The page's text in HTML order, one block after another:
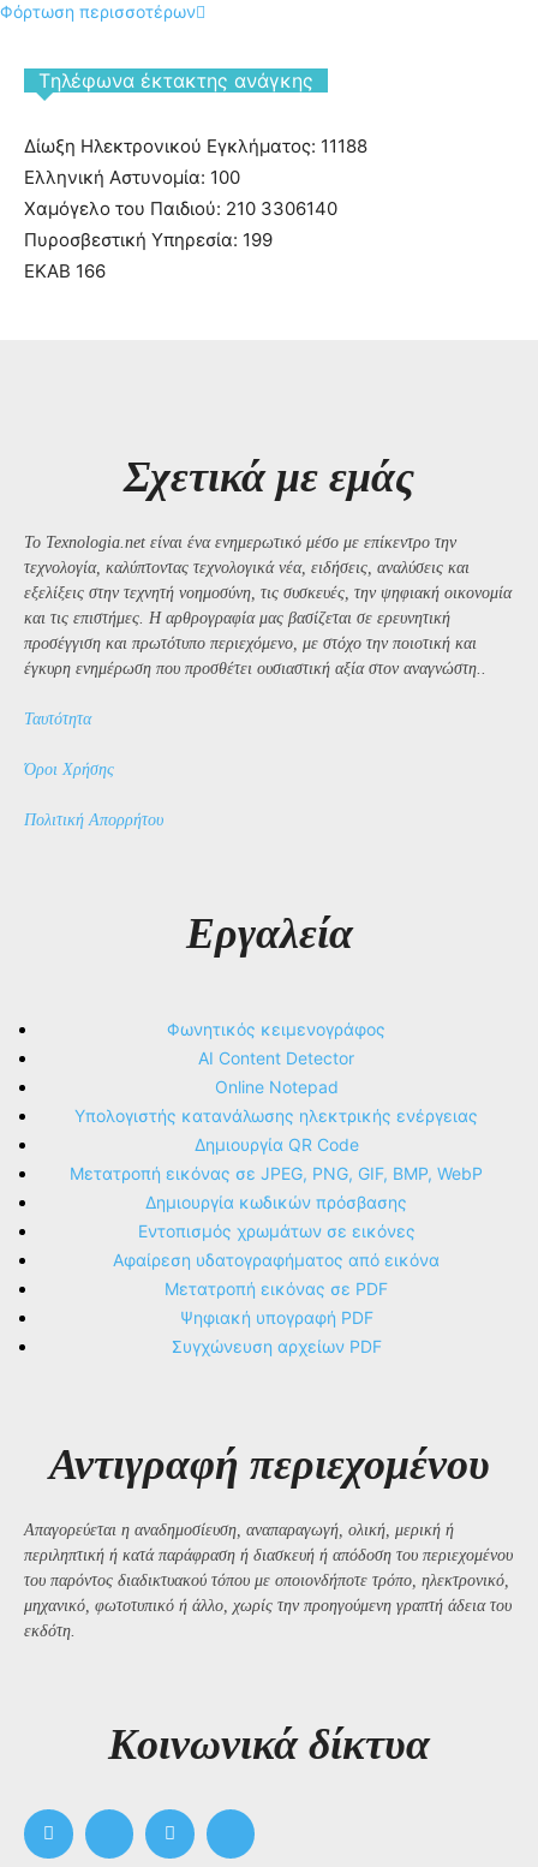
Φόρτωση περισσοτέρων
Tηλέφωνα έκτακτης ανάγκης
Δίωξη Ηλεκτρονικού Εγκλήματος: 11188
Ελληνική Αστυνομία: 100
Χαμόγελο του Παιδιού: 210 3306140
Πυροσβεστική Υπηρεσία: 199
ΕΚΑΒ 166
Σχετικά με εμάς
Το Texnologia.net είναι ένα ενημερωτικό μέσο με επίκεντρο την
τεχνολογία, καλύπτοντας τεχνολογικά νέα, ειδήσεις, αναλύσεις και
εξελίξεις στην τεχνητή νοημοσύνη, τις συσκευές, την ψηφιακή οικονομία
και τις επιστήμες. Η αρθρογραφία μας βασίζεται σε ερευνητική
προσέγγιση και πρωτότυπο περιεχόμενο, με στόχο την ποιοτική και
έγκυρη ενημέρωση που προσθέτει ουσιαστική αξία στον αναγνώστη..
Ταυτότητα
Όροι Χρήσης
Πολιτική Απορρήτου
Εργαλεία
Φωνητικός κειμενογράφος
AI Content Detector
Online Notepad
Υπολογιστής κατανάλωσης ηλεκτρικής ενέργειας
Δημιουργία QR Code
Μετατροπή εικόνας σε JPEG, PNG, GIF, BMP, WebP
Δημιουργία κωδικών πρόσβασης
Εντοπισμός χρωμάτων σε εικόνες
Αφαίρεση υδατογραφήματος από εικόνα
Μετατροπή εικόνας σε PDF
Ψηφιακή υπογραφή PDF
Συγχώνευση αρχείων PDF
Αντιγραφή περιεχομένου
Απαγορεύεται η αναδημοσίευση, αναπαραγωγή, ολική, μερική ή
περιληπτική ή κατά παράφραση ή διασκευή ή απόδοση του περιεχομένου
του παρόντος διαδικτυακού τόπου με οποιονδήποτε τρόπο, ηλεκτρονικό,
μηχανικό, φωτοτυπικό ή άλλο, χωρίς την προηγούμενη γραπτή άδεια του
εκδότη.
Kοινωνικά δίκτυα